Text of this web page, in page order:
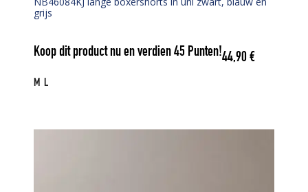
grijs
Koop dit product nu en verdien45 Punten!44,90€
M L